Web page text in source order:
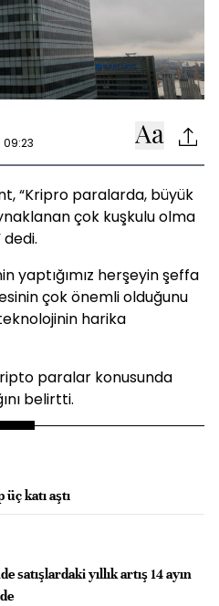
09:23
“Kripro paralarda, büyük
çok kuşkulu olma
yaptığımız herşeyin şeffa
çok önemli olduğunu
harika
paralar konusunda
belirtti.
katı aştı
satışlardaki yıllık artış 14 ayın